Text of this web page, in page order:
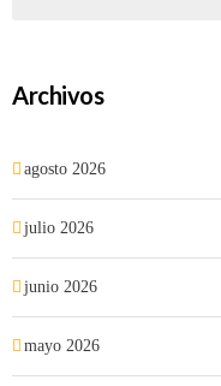
Archivos
agosto 2026
julio 2026
junio 2026
mayo 2026